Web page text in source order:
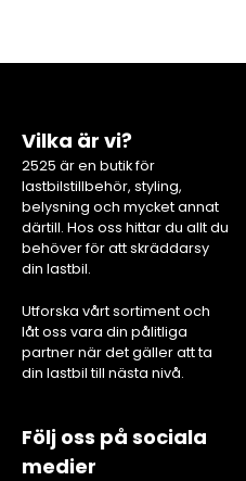
Vilka är vi?
2525 är en butik för
lastbilstillbehör, styling,
belysning och mycket annat
därtill. Hos oss hittar du allt du
behöver för att skräddarsy
din lastbil.
Utforska vårt sortiment och
låt oss vara din pålitliga
partner när det gäller att ta
din lastbil till nästa nivå.
Följ oss på sociala
medier